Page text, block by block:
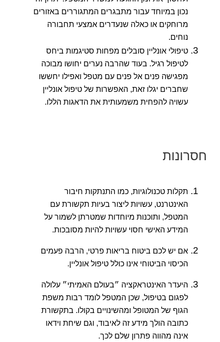
נכון במיוחד עבור מתבגרים המתגוררים באזורים
מרוחקים או כאלה שנעדרים אמצעי תחבורה
נוחים.
טיפולי אונליין סובלים מפחות סטיגמות ביחס
לטיפול רגיל. בעוד שהרבה נערים יחושו מבוכה
מפגישה פנים אל פנים עם מטפל ואפילו יחששו
שחברים יגלו זאת, האפשרות של טיפול אונליין
עשויה להפחית משמעותית את הדאגות הללו.
חסרונות
תקלות טכנולוגיות, כמו התנתקות חיבור
האינטרנט, עשויות ליצור בעיות תקשורת עם
המטפל, ותוכנות מיוחדות שמטרתן לשמור על
המידע האישי חסוי עשויות להיות מסובכות.
אם יש לכם ביטוח בריאות פרטי, הרבה פעמים
הכיסוי הביטוחי אינו כולל טיפול אונליין.
היעדר האינטראקציה ״בעולם האמיתי״ עלולה
לפגום בטיפול, שכן המטפל לומד רבות משפת
הגוף של המטופל ומהשינויים בקולו. בתקשורת
כתובה הולך מידע זה לאיבוד, וגם שיחת וידאו
אינה מהווה פתרון שלם לכך.